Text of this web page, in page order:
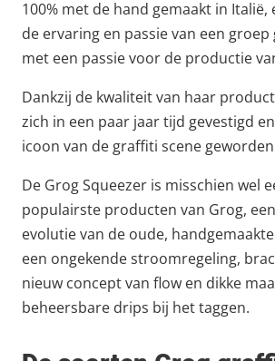
100% met de hand gemaakt in
de ervaring en passie van een
met een passie voor de productie
Dankzij de kwaliteit van haar
zich in een paar jaar tijd gevestigd
icoon van de graffiti scene
De Grog Squeezer is misschien wel
populairste producten van Grog,
evolutie van de oude,
een ongekende stroomregeling,
nieuw concept van flow en dikke
beheersbare drips bij het taggen.